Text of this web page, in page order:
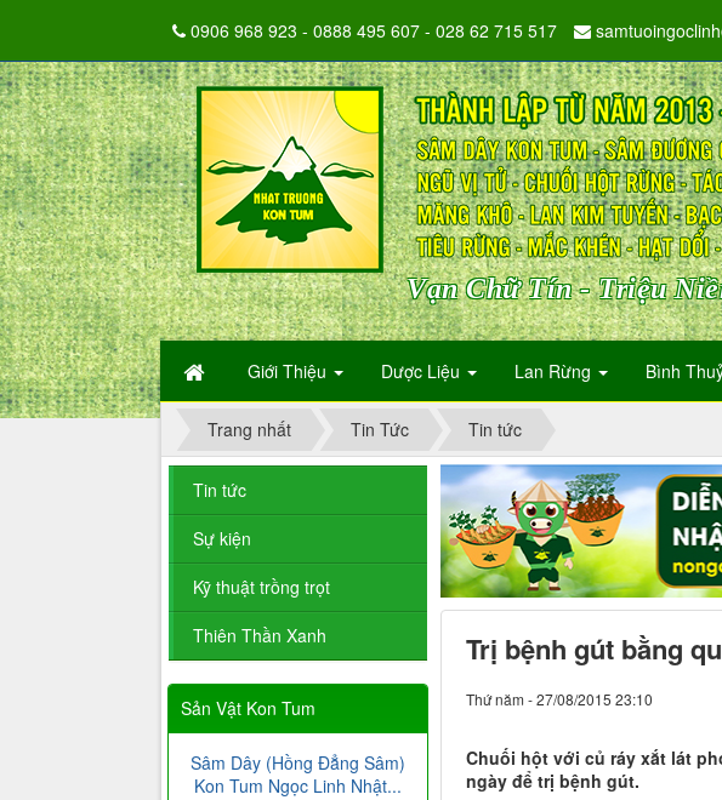
Vạn Chữ Tín - Triệu
Giới Thiệu Dược Liệu Lan Rừng Bình
0906 968 923 - 0888 495 607 - 028 62 715 517
Trang nhất Tin Tức Tin tức
Trị bệnh gút bằng
Thứ năm - 27/08/2015 23:10
Chuối hột với củ ráy xắt lát
ngày để trị bệnh gút.
Tin tức
Sự kiện
Kỹ thuật trồng trọt
Thiên Thần Xanh
Sản Vật Kon Tum
Sâm Dây (Hồng Đẳng Sâm)
Kon Tum Ngọc Linh Nhật...